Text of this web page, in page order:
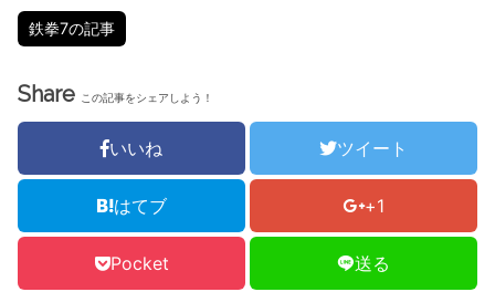
鉄拳7の記事
Share この記事をシェアしよう！
いいね ツイート
はてブ +1
Pocket 送る